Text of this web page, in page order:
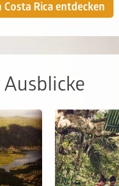
Rica entdecken